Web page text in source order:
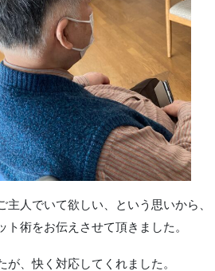
主人でいて欲しい、という思いから、
術をお伝えさせて頂きました。
が、快く対応してくれました。